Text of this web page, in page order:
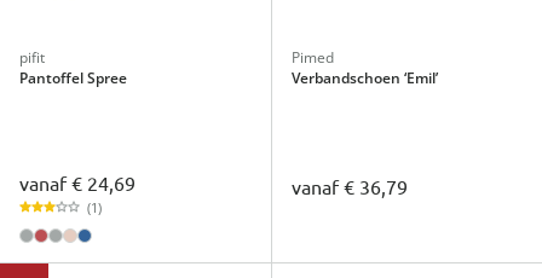
pifit
Pantoffel Spree
vanaf€ 24,69
(1)
Pimed
Verbandschoen ‘Emil’
vanaf€ 36,79